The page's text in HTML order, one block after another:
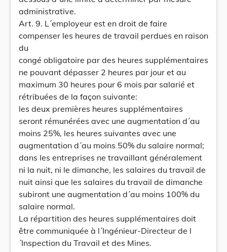
administrative.
Art. 9. L´employeur est en droit de faire
compenser les heures de travail perdues en raison
du
congé obligatoire par des heures supplémentaires
ne pouvant dépasser 2 heures par jour et au
maximum 30 heures pour 6 mois par salarié et
rétribuées de la façon suivante:
les deux premières heures supplémentaires
seront rémunérées avec une augmentation d´au
moins 25%, les heures suivantes avec une
augmentation d´au moins 50% du salaire normal;
dans les entreprises ne travaillant généralement
ni la nuit, ni le dimanche, les salaires du travail de
nuit ainsi que les salaires du travail de dimanche
subiront une augmentation d´au moins 100% du
salaire normal.
La répartition des heures supplémentaires doit
être communiquée à l´Ingénieur-Directeur de l
´Inspection du Travail et des Mines.